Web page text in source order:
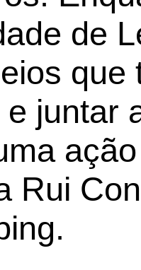
de
juntar
Rui